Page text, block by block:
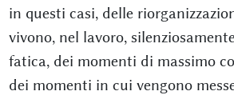
in questi casi, delle
vivono, nel lavoro,
fatica, dei momenti di massimo
dei momenti in cui vengono